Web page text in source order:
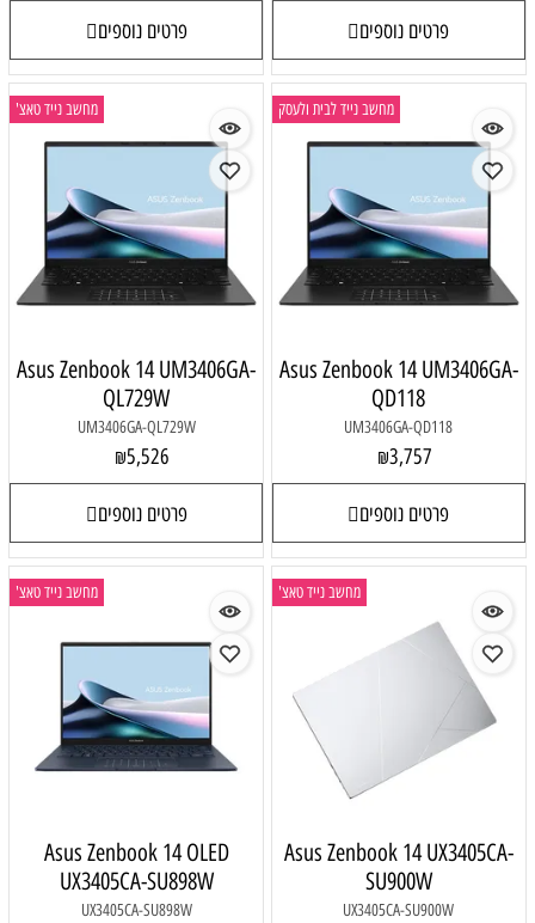
פרטים נוספים פרטים נוספים
מחשב נייד לבית ולעסק
Asus Zenbook 14 UM3406GA-
QD118
UM3406GA-QD118
₪3,757
פרטים נוספים
מחשב נייד טאצ'
Asus Zenbook 14 UM3406GA-
QL729W
UM3406GA-QL729W
₪5,526
פרטים נוספים
מחשב נייד טאצ'
Asus Zenbook 14 UX3405CA-
SU900W
UX3405CA-SU900W
מחשב נייד טאצ'
Asus Zenbook 14 OLED
UX3405CA-SU898W
UX3405CA-SU898W